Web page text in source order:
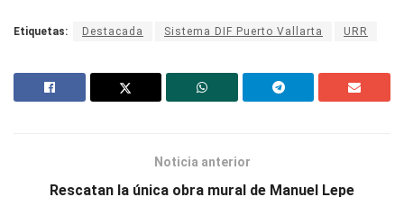
Etiquetas: Destacada Sistema DIF Puerto Vallarta URR
Noticia anterior
Rescatan la única obra mural de Manuel Lepe